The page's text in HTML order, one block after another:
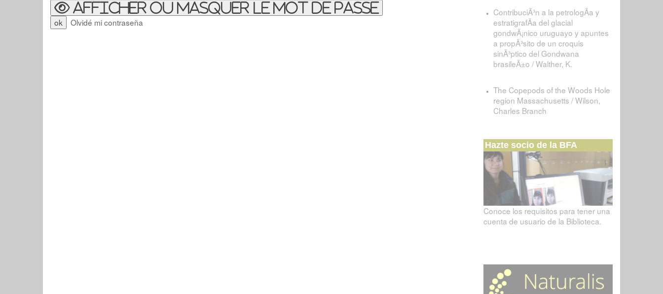
Afficher ou masquer le mot de passe
Olvidé mi contraseña
ContribuciÃ³n a la petrologÃ­a y
estratigrafÃ­a del glacial
gondwÃ¡nico uruguayo y apuntes
a propÃ³sito de un croquis
sinÃ³ptico del Gondwana
brasileÃ±o / Walther, K.
The Copepods of the Woods Hole
region Massachusetts / Wilson,
Charles Branch
Hazte socio de la BFA
Conoce los requisitos para tener una
cuenta de usuario de la Biblioteca.